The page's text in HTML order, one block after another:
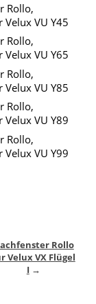
Rollo,
Velux VU Y45
Rollo,
Velux VU Y65
Rollo,
Velux VU Y85
Rollo,
Velux VU Y89
Rollo,
Velux VU Y99
Rollo
Velux VX Flügel
I→